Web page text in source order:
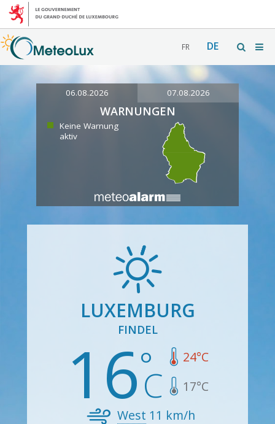
FR DE
06.08.2026 07.08.2026
WARNUNGEN
Keine Warnung
aktiv
LUXEMBURG
FINDEL
16 24°C
17°C
West 11 km/h